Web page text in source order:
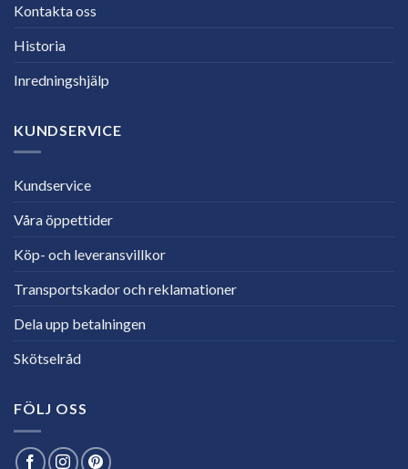
Kontakta oss
Historia
Inredningshjälp
KUNDSERVICE
Kundservice
Våra öppettider
Köp- och leveransvillkor
Transportskador och reklamationer
Dela upp betalningen
Skötselråd
FÖLJ OSS